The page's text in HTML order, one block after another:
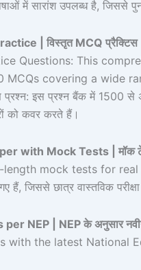
में सारांश उपलब्ध है, जिससे
| विस्तृत MCQ प्रैक्टिस
Questions: This
MCQs covering a wide
इस प्रश्न बैंक में 1500 से
को कवर करते हैं।
with Mock Tests | मॉक
length mock tests for
हैं, जिससे छात्र वास्तविक
NEP | NEP के अनुसार
with the latest National